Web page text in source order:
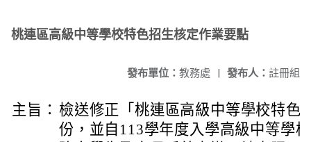
桃連區高級中等學校特色招生核定作業要點
發布人： 註冊組
發布單位： 教務處 |
主旨： 檢送修正「桃連區高級中等學校特色
份，並自113學年度入學高級中等學